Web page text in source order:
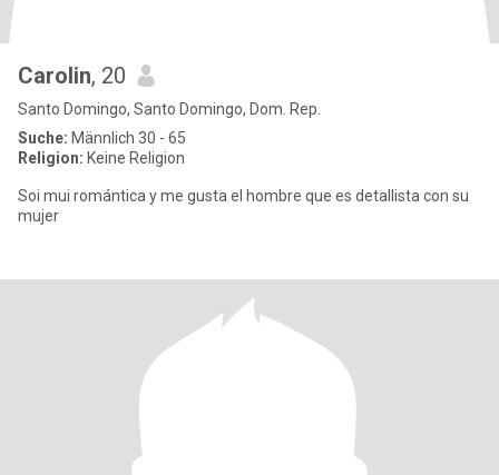
Carolin, 20
Santo Domingo, Santo Domingo, Dom. Rep.
Suche: Männlich 30 - 65
Religion: Keine Religion
Soi mui romántica y me gusta el hombre que es detallista con su
mujer